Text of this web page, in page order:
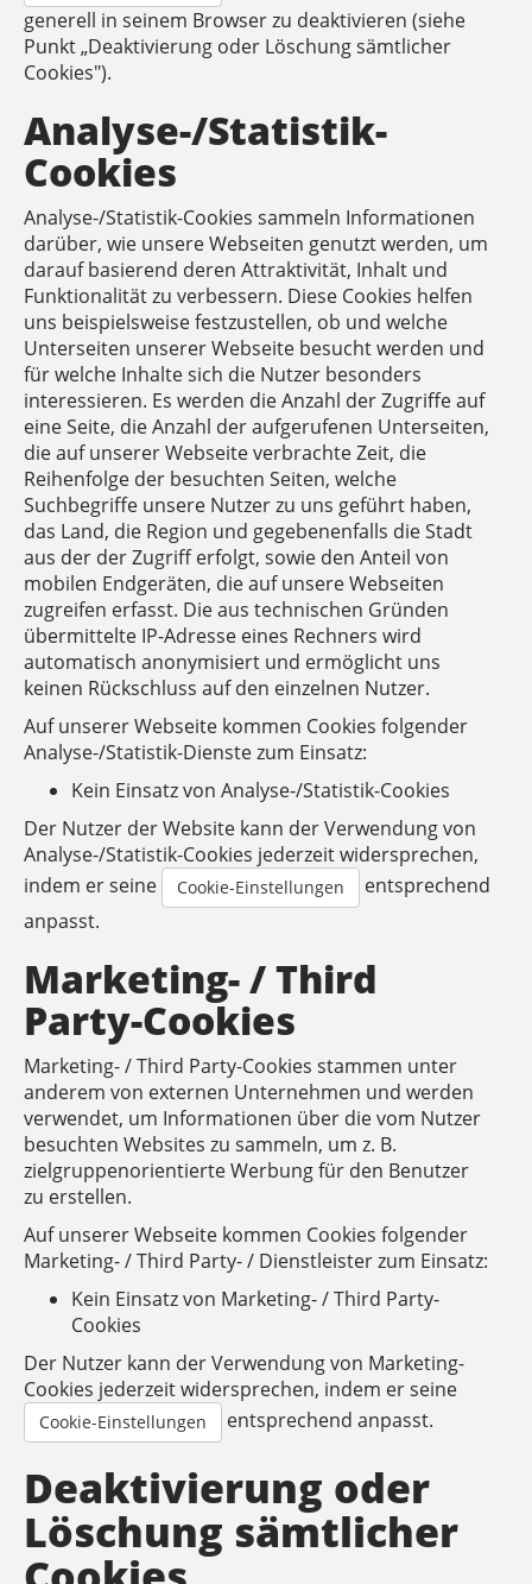
generell in seinem Browser zu deaktivieren (siehe
Punkt „Deaktivierung oder Löschung sämtlicher
Cookies").
Analyse-/Statistik-
Cookies
Analyse-/Statistik-Cookies sammeln Informationen
darüber, wie unsere Webseiten genutzt werden, um
darauf basierend deren Attraktivität, Inhalt und
Funktionalität zu verbessern. Diese Cookies helfen
uns beispielsweise festzustellen, ob und welche
Unterseiten unserer Webseite besucht werden und
für welche Inhalte sich die Nutzer besonders
interessieren. Es werden die Anzahl der Zugriffe auf
eine Seite, die Anzahl der aufgerufenen Unterseiten,
die auf unserer Webseite verbrachte Zeit, die
Reihenfolge der besuchten Seiten, welche
Suchbegriffe unsere Nutzer zu uns geführt haben,
das Land, die Region und gegebenenfalls die Stadt
aus der der Zugriff erfolgt, sowie den Anteil von
mobilen Endgeräten, die auf unsere Webseiten
zugreifen erfasst. Die aus technischen Gründen
übermittelte IP-Adresse eines Rechners wird
automatisch anonymisiert und ermöglicht uns
keinen Rückschluss auf den einzelnen Nutzer.
Auf unserer Webseite kommen Cookies folgender
Analyse-/Statistik-Dienste zum Einsatz:
Kein Einsatz von Analyse-/Statistik-Cookies
Der Nutzer der Website kann der Verwendung von
Analyse-/Statistik-Cookies jederzeit widersprechen,
indem er seine
Cookie-Einstellungen
entsprechend
anpasst.
Marketing- / Third
Party-Cookies
Marketing- / Third Party-Cookies stammen unter
anderem von externen Unternehmen und werden
verwendet, um Informationen über die vom Nutzer
besuchten Websites zu sammeln, um z. B.
zielgruppenorientierte Werbung für den Benutzer
zu erstellen.
Auf unserer Webseite kommen Cookies folgender
Marketing- / Third Party- / Dienstleister zum Einsatz:
Kein Einsatz von Marketing- / Third Party-
Cookies
Der Nutzer kann der Verwendung von Marketing-
Cookies jederzeit widersprechen, indem er seine
Cookie-Einstellungen entsprechend anpasst.
Deaktivierung oder
Löschung sämtlicher